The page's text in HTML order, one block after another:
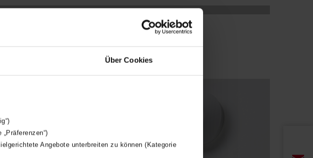
Über Cookies
Angebote unterbreiten zu können (Kategorie